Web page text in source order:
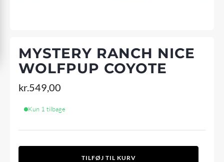
MYSTERY RANCH NICE
WOLFPUP COYOTE
kr.549,00
Kun 1 tilbage
TILFØJ TIL KURV